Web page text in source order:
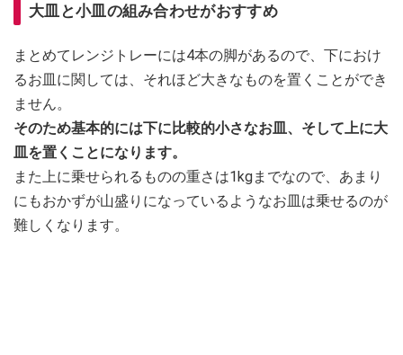
大皿と小皿の組み合わせがおすすめ
まとめてレンジトレーには4本の脚があるので、下におけ
るお皿に関しては、それほど大きなものを置くことができ
ません。
そのため基本的には下に比較的小さなお皿、そして上に大
皿を置くことになります。
また上に乗せられるものの重さは1kgまでなので、あまり
にもおかずが山盛りになっているようなお皿は乗せるのが
難しくなります。